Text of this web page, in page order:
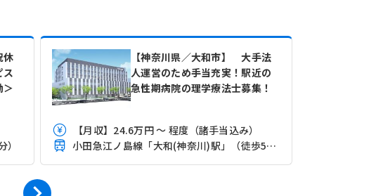
休
ス
＞
【神奈川県／大和市】 大手法
人運営のため手当充実！駅近の
急性期病院の理学療法士募集！
【月収】24.6万円 ～ 程度（諸手当込み）
小田急江ノ島線「大和(神奈川)駅」（徒歩5分）